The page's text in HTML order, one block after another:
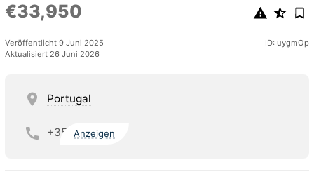
€33,950
Veröffentlicht 9 Juni 2025
Aktualisiert 26 Juni 2026
ID: uygmOp
Portugal
+35 Anzeigen